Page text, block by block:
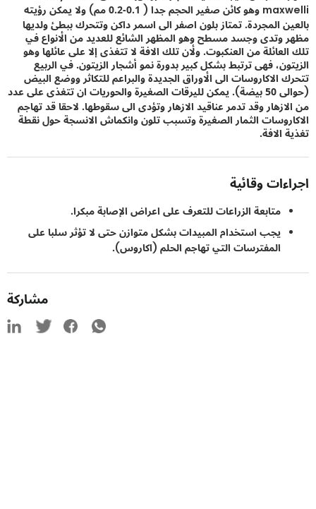
maxwelli وهو كائن صغير الحجم جدا ( 0.1-0.2 مم) ولا يمكن رؤيته
المجردة. تمتاز بلون اصفر الى اسمر داكن وتتحرك ببطئ ولديها
وتدى وجسد مسطح وهو المظهر الشائع للعديد من الأنواع في
من العنكبوت. ولأن تلك الافة لا تتغذى إلا على عائلها وهو
فهى ترتبط بشكل كبير بدورة نمو أشجار الزيتون. في الربيع
الاكاروسات الى الأوراق الجديدة والبراعم للتكاثر ووضع البيض
(حوالى 50 بيضة). يمكن لليرقات الصغيرة والحوريات ان تتغذى على عدد
وقد تدمر عناقيد الازهار وتؤدى الى سقوطها. لاحقا قد تهاجم
الثمار الصغيرة وتسبب تلون وانكماش الانسجة حول نقطة
الافة.
وقائية
متابعة الزراعات للتعرف على اعراض الإصابة مبكرا.
يجب استخدام المبيدات بشكل متوازن حتى لا تؤثر سلبا على
المفترسات التي تهاجم الحلم (اكاروس).
مشاركة